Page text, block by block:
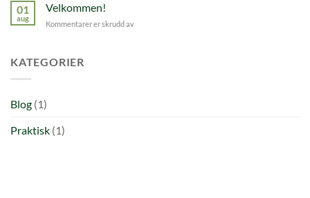
01
aug
Velkommen!
Kommentarer er skrudd avfor
KATEGORIER
Blog (1)
Praktisk (1)